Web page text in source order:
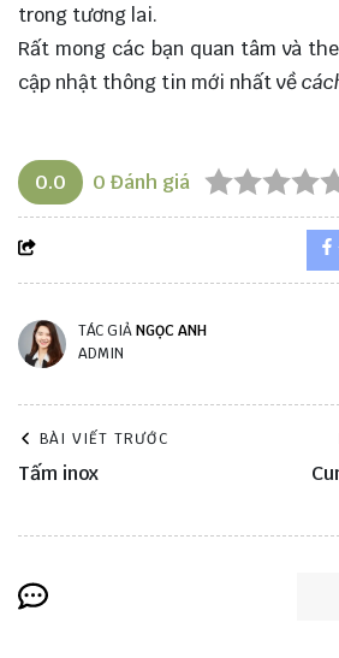
trong tương lai.
Rất mong các bạn quan tâm và
cập nhật thông tin mới nhất về
0.0 0 Đánh giá
TÁC GIẢNGỌC ANH
ADMIN
BÀI VIẾT TRƯỚC
Tấm inox